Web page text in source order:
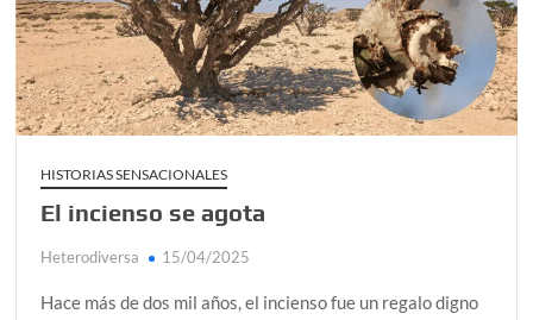
¿Conoces al rey del trópico? Seguro que sí
Día de Independencia 2026: de Patria Boba a Colombia
polarizada
generan las redes sociales
Denuncia por violencia sexual en Colombia: así avanza
Día del Orgullo LGBTQ+: una fecha que sigue defendiendo
HISTORIAS SENSACIONALES
El incienso se agota
Heterodiversa 15/04/2025
Hace más de dos mil años, el incienso fue un regalo digno